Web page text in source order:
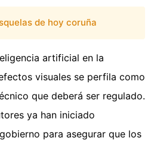
de hoy coruña
artificial en la
visuales se perfila como
que deberá ser regulado.
ya han iniciado
para asegurar que los